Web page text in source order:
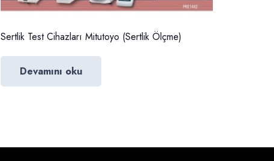
Sertlik Test Cihazları Mitutoyo (Sertlik Ölçme)
Devamını oku